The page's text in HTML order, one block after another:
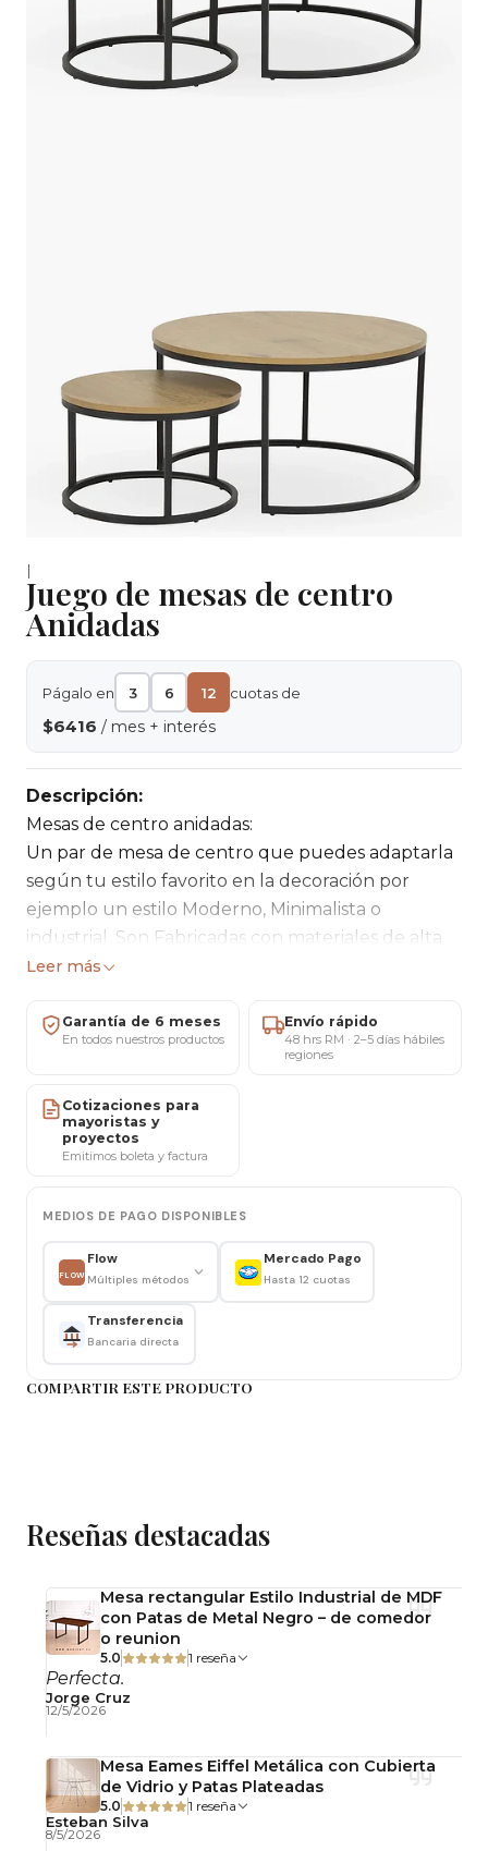
|
Juego de mesas de centro
Anidadas
Págalo en 3 6 12 cuotas de
$6416 / mes + interés
Descripción:
Mesas de centro anidadas:
Un par de mesa de centro que puedes adaptarla
según tu estilo favorito en la decoración por
ejemplo un estilo Moderno, Minimalista o
industrial. Son Fabricadas con materiales de alta
calidad, durabilidad y resistencia en el tiempo y
superficie más grande cuando lo necesites o
separarlas para ubicarlas en distintos lugares
¡Crearas un ambiente acogedor y lleno de estilo
con estas mesas de centro Anidadas!
Características:
Material: MDF y Patas de metal
Color:Madera natural
Ancho: 70cm grande - 50 chica
Altura: 45cm grande - 40 chica
Importante:
*En algunos casos las imágenes, medidas y
Todo lo percibido en pantalla puede verse
alterado por muchos factores, entre ellos, el
calibrado de la misma, la luz de ambiente, el
ángulo de visualización, entre otros.
estima conocer con detalle estos datos
o contactos publicados en perfil.
Leer más
Garantía de 6 meses
En todos nuestros productos
Envío rápido
48 hrs RM · 2–5 días hábiles
regiones
Cotizaciones para
mayoristas y
proyectos
Emitimos boleta y factura
MEDIOS DE PAGO DISPONIBLES
FLOW
Flow
Múltiples métodos
Mercado Pago
Hasta 12 cuotas
Transferencia
Bancaria directa
COMPARTIR ESTE PRODUCTO
Reseñas destacadas
Mesa rectangular Estilo Industrial de MDF
con Patas de Metal Negro – de comedor
o reunion
5.0 1 reseña
Perfecta.
Jorge Cruz
12/5/2026
Mesa Eames Eiffel Metálica con Cubierta
de Vidrio y Patas Plateadas
5.0 1 reseña
Esteban Silva
8/5/2026